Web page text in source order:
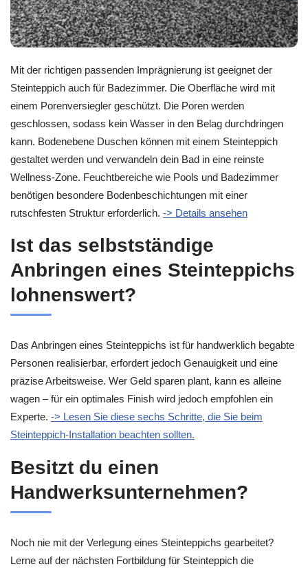
Mit der richtigen passenden Imprägnierung ist geeignet der
Steinteppich auch für Badezimmer. Die Oberfläche wird mit
einem Porenversiegler geschützt. Die Poren werden
geschlossen, sodass kein Wasser in den Belag durchdringen
kann. Bodenebene Duschen können mit einem Steinteppich
gestaltet werden und verwandeln dein Bad in eine reinste
Wellness-Zone. Feuchtbereiche wie Pools und Badezimmer
benötigen besondere Bodenbeschichtungen mit einer
rutschfesten Struktur erforderlich. -> Details ansehen
Ist das selbstständige
Anbringen eines Steinteppichs
lohnenswert?
Das Anbringen eines Steinteppichs ist für handwerklich begabte
Personen realisierbar, erfordert jedoch Genauigkeit und eine
präzise Arbeitsweise. Wer Geld sparen plant, kann es alleine
wagen – für ein optimales Finish wird jedoch empfohlen ein
Experte. -> Lesen Sie diese sechs Schritte, die Sie beim
Steinteppich-Installation beachten sollten.
Besitzt du einen
Handwerksunternehmen?
Noch nie mit der Verlegung eines Steinteppichs gearbeitet?
Lerne auf der nächsten Fortbildung für Steinteppich die